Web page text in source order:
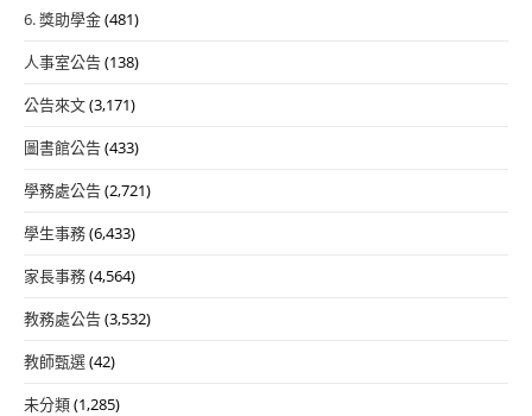
6. 獎助學金(481)
人事室公告(138)
公告來文(3,171)
圖書館公告(433)
學務處公告(2,721)
學生事務(6,433)
家長事務(4,564)
教務處公告(3,532)
教師甄選(42)
未分類(1,285)